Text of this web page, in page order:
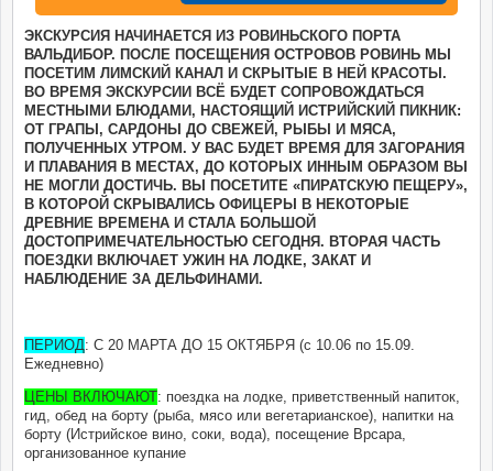
ЭКСКУРСИЯ НАЧИНАЕТСЯ ИЗ РОВИНЬСКОГО ПОРТА
ВАЛЬДИБОР. ПОСЛЕ ПОСЕЩЕНИЯ ОСТРОВОВ РОВИНЬ МЫ
ПОСЕТИМ ЛИМСКИЙ КАНАЛ И СКРЫТЫЕ В НЕЙ КРАСОТЫ.
ВО ВРЕМЯ ЭКСКУРСИИ ВСЁ БУДЕТ СОПРОВОЖДАТЬСЯ
МЕСТНЫМИ БЛЮДАМИ, НАСТОЯЩИЙ ИСТРИЙСКИЙ ПИКНИК:
ОТ ГРАПЫ, САРДОНЫ ДО СВЕЖЕЙ, РЫБЫ И МЯСА,
ПОЛУЧЕННЫХ УТРОМ. У ВАС БУДЕТ ВРЕМЯ ДЛЯ ЗАГОРАНИЯ
И ПЛАВАНИЯ В МЕСТАХ, ДО КОТОРЫХ ИННЫМ ОБРАЗОМ ВЫ
НЕ МОГЛИ ДОСТИЧЬ. ВЫ ПОСЕТИТЕ «ПИРАТСКУЮ ПЕЩЕРУ»,
В КОТОРОЙ СКРЫВАЛИСЬ ОФИЦЕРЫ В НЕКОТОРЫЕ
ДРЕВНИЕ ВРЕМЕНА И СТАЛА БОЛЬШОЙ
ДОСТОПРИМЕЧАТЕЛЬНОСТЬЮ СЕГОДНЯ. ВТОРАЯ ЧАСТЬ
ПОЕЗДКИ ВКЛЮЧАЕТ УЖИН НА ЛОДКЕ, ЗАКАТ И
НАБЛЮДЕНИЕ ЗА ДЕЛЬФИНАМИ.
ПЕРИОД: С 20 МАРТА ДО 15 ОКТЯБРЯ (с 10.06 по 15.09.
Ежедневно)
ЦЕНЫ ВКЛЮЧАЮТ: поездка на лодке, приветственный напиток,
гид, обед на борту (рыба, мясо или вегетарианское), напитки на
борту (Истрийское вино, соки, вода), посещение Врсара,
организованное купание